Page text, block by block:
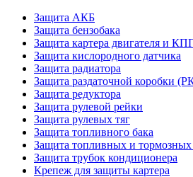
Защита АКБ
Защита бензобака
Защита картера двигателя и
Защита кислородного датчика
Защита радиатора
Защита раздаточной коробки
Защита редуктора
Защита рулевой рейки
Защита рулевых тяг
Защита топливного бака
Защита топливных и тормозных
Защита трубок кондиционера
Крепеж для защиты картера